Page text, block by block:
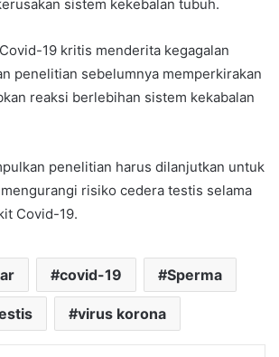
sistem kekebalan tubuh.
19 kritis menderita kegagalan
penelitian sebelumnya memperkirakan
reaksi berlebihan sistem kekabalan
penelitian harus dilanjutkan untuk
risiko cedera testis selama
Covid-19.
covid-19 Sperma
virus korona